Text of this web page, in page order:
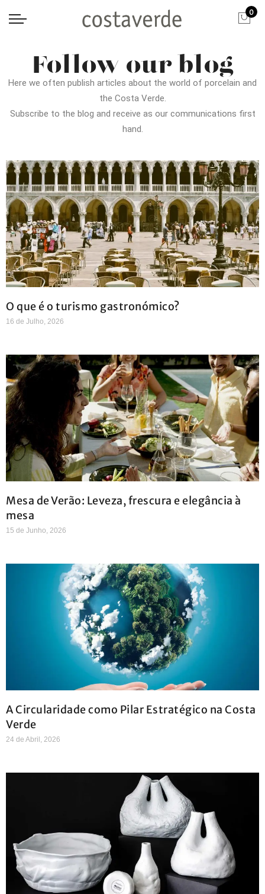
0
Follow our blog
Here we often publish articles about the world of porcelain and
the Costa Verde.
Subscribe to the blog and receive as our communications first
hand.
O que é o turismo gastronómico?
16 de Julho, 2026
Mesa de Verão: Leveza, frescura e elegância à
mesa
15 de Junho, 2026
A Circularidade como Pilar Estratégico na Costa
Verde
24 de Abril, 2026